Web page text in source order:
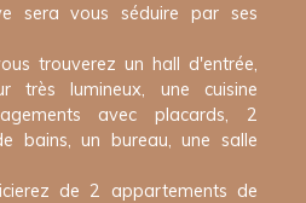
sera vous séduire par ses
trouverez un hall d'entrée,
très lumineux, une cuisine
avec placards, 2
bains, un bureau, une salle
de 2 appartements de